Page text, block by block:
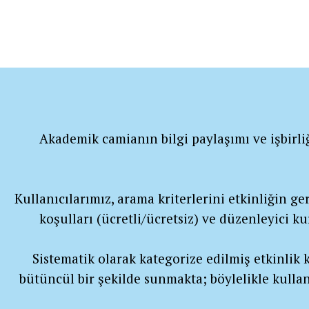
Akademik camianın bilgi paylaşımı ve
Kullanıcılarımız, arama kriterlerini etkinliğin
koşulları (ücretli/ücretsiz) ve düzenleyici
Sistematik olarak kategorize edilmiş etkinlik
bütüncül bir şekilde sunmakta; böylelikle